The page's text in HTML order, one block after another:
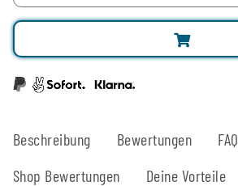
Beschreibung Bewertungen
FAQ
Shop Bewertungen
Deine Vorteile